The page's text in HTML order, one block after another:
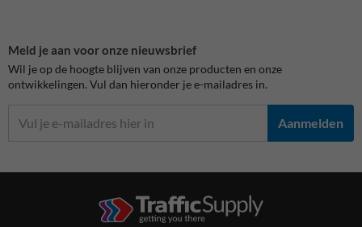
Meld je aan voor onze nieuwsbrief
Wil je op de hoogte blijven van onze producten en onze
ontwikkelingen. Vul dan hieronder je e-mailadres in.
Aanmelden